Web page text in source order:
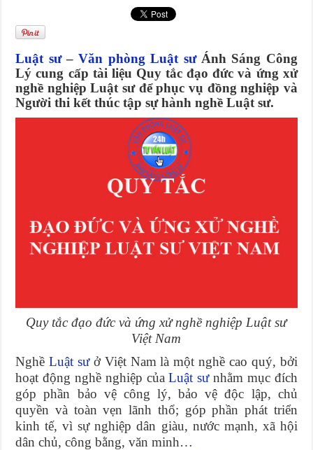
Luật sư–Văn phòng Luật sư Ánh Sáng Công
Lý cung cấp tài liệu Quy tắc đạo đức và ứng xử
nghề nghiệp Luật sư để phục vụ đồng nghiệp và
Người thi kết thúc tập sự hành nghề Luật sư.
Quy tắc đạo đức và ứng xử nghề nghiệp Luật sư
Việt Nam
NghềLuật sưở Việt Nam là một nghề cao quý, bởi
hoạt động nghề nghiệp củaLuật sưnhằm mục đích
góp phần bảo vệ công lý, bảo vệ độc lập, chủ
quyền và toàn vẹn lãnh thổ; góp phần phát triển
kinh tế, vì sự nghiệp dân giàu, nước mạnh, xã hội
dân chủ, công bằng, văn minh…